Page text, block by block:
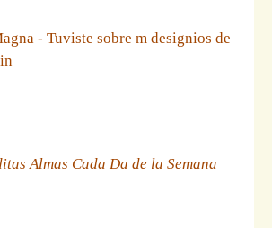
- Tuviste sobre m designios de
Almas Cada Da de la Semana